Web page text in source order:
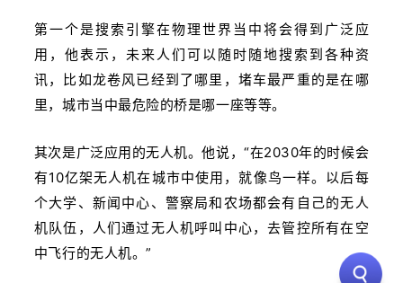
第一个是搜索引擎在物理世界当中将会得到广泛应
用，他表示，未来人们可以随时随地搜索到各种资
讯，比如龙卷风已经到了哪里，堵车最严重的是在哪
里，城市当中最危险的桥是哪一座等等。
其次是广泛应用的无人机。他说，“在2030年的时候会
有10亿架无人机在城市中使用，就像鸟一样。以后每
个大学、新闻中心、警察局和农场都会有自己的无人
机队伍，人们通过无人机呼叫中心，去管控所有在空
中飞行的无人机。”